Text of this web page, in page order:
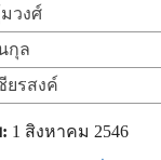
วงศ์
กุล
ยรสงค์
1 สิงหาคม 2546